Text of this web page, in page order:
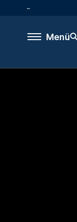
Menü